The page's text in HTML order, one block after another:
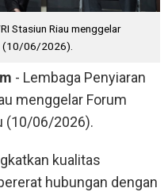
Stasiun Riau menggelar
(10/06/2026).
- Lembaga Penyiaran
menggelar Forum
(10/06/2026).
kualitas
hubungan dengan